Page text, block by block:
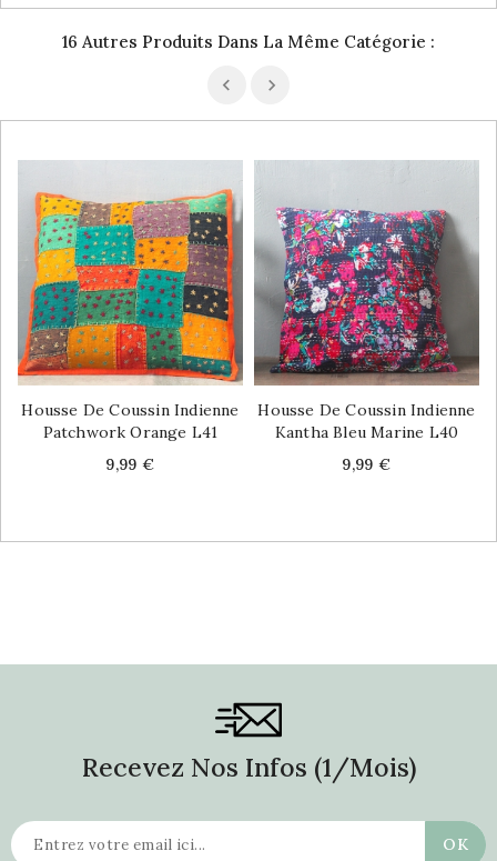
16 Autres Produits Dans La Même Catégorie :
Housse De Coussin Indienne
Patchwork Orange L41
Price
9,99 €
Housse De Coussin Indienne
Kantha Bleu Marine L40
Price
9,99 €
Recevez Nos Infos (1/mois)